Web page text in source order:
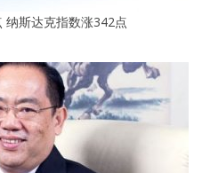
纳斯达克指数涨342点